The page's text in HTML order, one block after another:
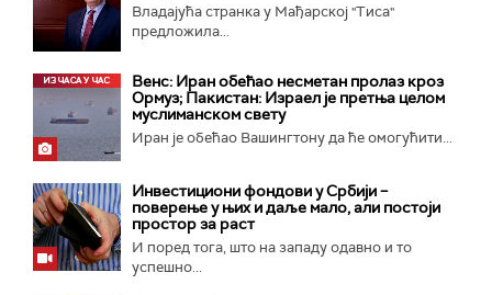
Владајућа странка у Мађарској "Тиса"
предложила...
Венс: Иран обећао несметан пролаз кроз
Ормуз; Пакистан: Израел је претња целом
муслиманском свету
Иран је обећао Вашингтону да ће омогућити...
Инвестициони фондови у Србији –
поверење у њих и даље мало, али постоји
простор за раст
И поред тога, што на западу одавно и то
успешно...